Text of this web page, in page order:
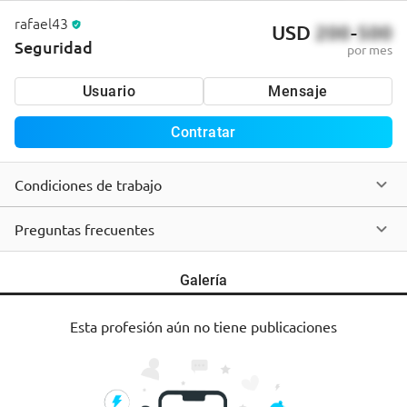
rafael43
Seguridad
USD 200-500
por mes
Usuario Mensaje
Contratar
Condiciones de trabajo
Preguntas frecuentes
Galería
Esta profesión aún no tiene publicaciones